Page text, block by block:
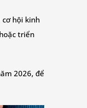
hội kinh
triển
2026, để